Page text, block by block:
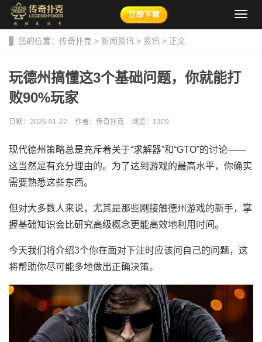
导
您的位置： 传奇扑克 > 新闻资讯 > 资讯 > 正文
玩德州搞懂这3个基础问题，你就能打
败90%玩家
日期：2026-01-22 作者：传奇扑克 浏览： 1309
现代德州策略总是充斥着关于“求解器”和“GTO”的讨论——
这当然是有充分理由的。为了达到游戏的最高水平，你确实
需要熟悉这些东西。
但对大多数人来说，尤其是那些刚接触德州游戏的新手，掌
握基础知识会比研究高级概念更能高效地利用时间。
今天我们将介绍3个你在面对下注时应该问自己的问题，这
将帮助你尽可能多地做出正确决策。